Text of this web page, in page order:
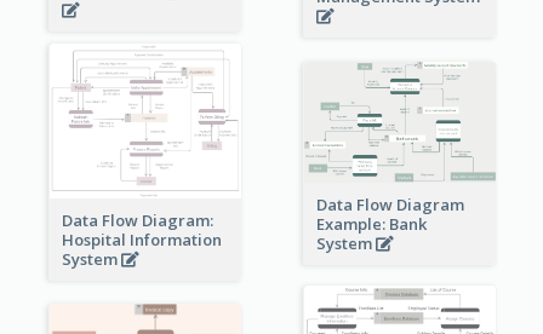
Data Flow Diagram:
Hospital Information
System
Data Flow Diagram
Example: Bank
System